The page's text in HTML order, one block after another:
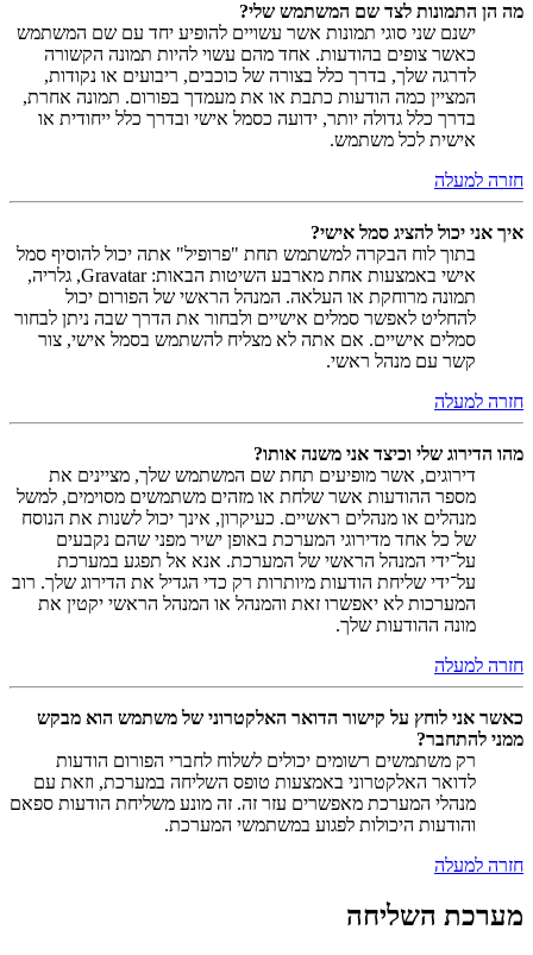
מה הן התמונות לצד שם המשתמש שלי?
ישנם שני סוגי תמונות אשר עשויים להופיע יחד עם שם המשתמש
כאשר צופים בהודעות. אחד מהם עשוי להיות תמונה הקשורה
לדרגה שלך, בדרך כלל בצורה של כוכבים, ריבועים או נקודות,
המציין כמה הודעות כתבת או את מעמדך בפורום. תמונה אחרת,
בדרך כלל גדולה יותר, ידועה כסמל אישי ובדרך כלל ייחודית או
אישית לכל משתמש.
חזרה למעלה
איך אני יכול להציג סמל אישי?
בתוך לוח הבקרה למשתמש תחת "פרופיל" אתה יכול להוסיף סמל
אישי באמצעות אחת מארבע השיטות הבאות: Gravatar, גלריה,
תמונה מרוחקת או העלאה. המנהל הראשי של הפורום יכול
להחליט לאפשר סמלים אישיים ולבחור את הדרך שבה ניתן לבחור
סמלים אישיים. אם אתה לא מצליח להשתמש בסמל אישי, צור
קשר עם מנהל ראשי.
חזרה למעלה
מהו הדירוג שלי וכיצד אני משנה אותו?
דירוגים, אשר מופיעים תחת שם המשתמש שלך, מציינים את
מספר ההודעות אשר שלחת או מזהים משתמשים מסוימים, למשל
מנהלים או מנהלים ראשיים. כעיקרון, אינך יכול לשנות את הנוסח
של כל אחד מדירוגי המערכת באופן ישיר מפני שהם נקבעים
על־ידי המנהל הראשי של המערכת. אנא אל תפגע במערכת
על־ידי שליחת הודעות מיותרות רק כדי הגדיל את הדירוג שלך. רוב
המערכות לא יאפשרו זאת והמנהל או המנהל הראשי יקטין את
מונה ההודעות שלך.
חזרה למעלה
כאשר אני לוחץ על קישור הדואר האלקטרוני של משתמש הוא מבקש
ממני להתחבר?
רק משתמשים רשומים יכולים לשלוח לחברי הפורום הודעות
לדואר האלקטרוני באמצעות טופס השליחה במערכת, וזאת עם
מנהלי המערכת מאפשרים עזר זה. זה מונע משליחת הודעות ספאם
והודעות היכולות לפגוע במשתמשי המערכת.
חזרה למעלה
מערכת השליחה